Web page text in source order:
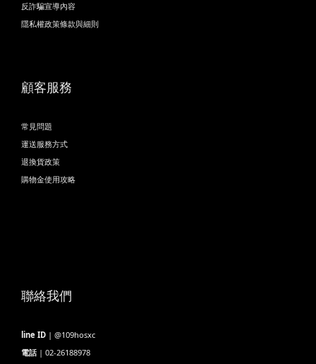
反詐騙宣導內容
隱私權政策條款與細則
顧客服務
常見問題
運送服務方式
退換貨政策
購物金使用攻略
聯絡我們
line ID | @109hosxc
電話 | 02-26188978